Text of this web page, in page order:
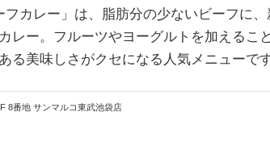
フカレー」は、脂肪分の少ないビーフに
レー。フルーツやヨーグルトを加えるこ
る美味しさがクセになる人気メニューです
8番地 サンマルコ東武池袋店